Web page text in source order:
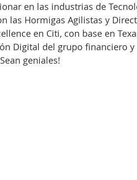
en las industrias de
las Hormigas Agilistas y
en Citi, con base en
Digital del grupo financiero
geniales!